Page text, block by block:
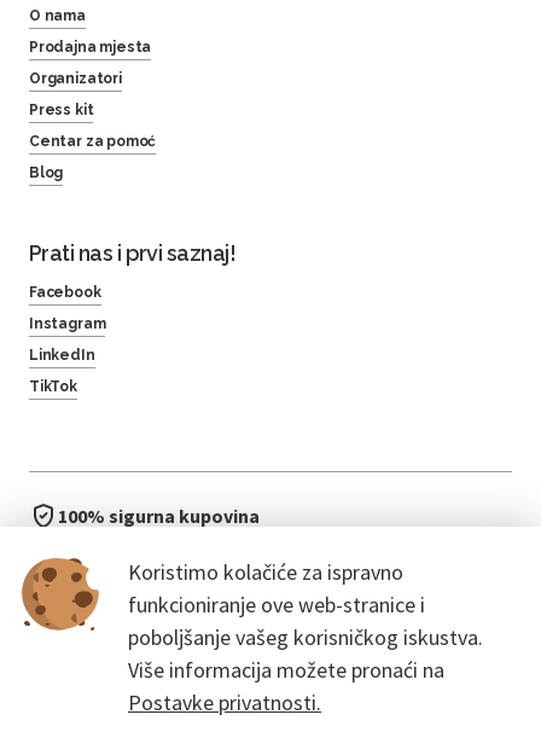
Koristimo kolačiće za ispravno
funkcioniranje ove web-stranice i
poboljšanje vašeg korisničkog iskustva.
Više informacija možete pronaći na
Postavke privatnosti.
O nama
Prodajna mjesta
Organizatori
Press kit
Centar za pomoć
Blog
Prati nas i prvi saznaj!
Facebook
Instagram
LinkedIn
TikTok
100% sigurna kupovina
bez čekanja u redu